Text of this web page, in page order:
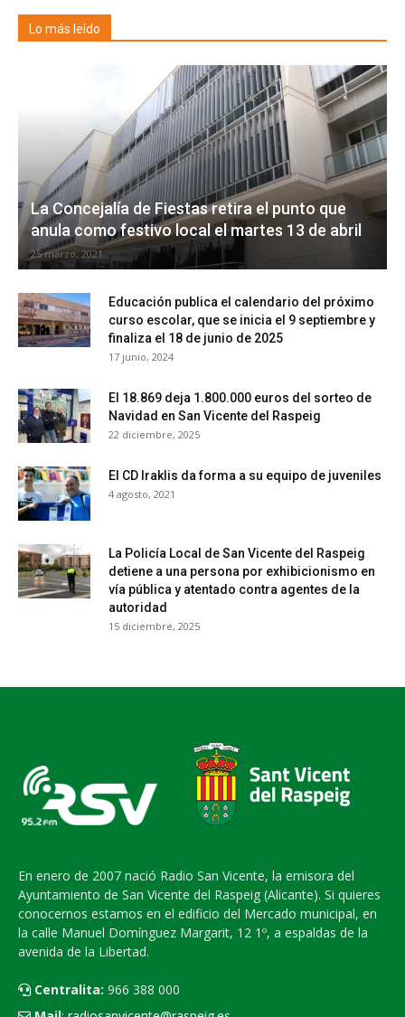
Lo más leído
La Concejalía de Fiestas retira el punto que
anula como festivo local el martes 13 de abril
25 marzo, 2021
Educación publica el calendario del próximo
curso escolar, que se inicia el 9 septiembre y
finaliza el 18 de junio de 2025
17 junio, 2024
El 18.869 deja 1.800.000 euros del sorteo de
Navidad en San Vicente del Raspeig
22 diciembre, 2025
El CD Iraklis da forma a su equipo de juveniles
4 agosto, 2021
La Policía Local de San Vicente del Raspeig
detiene a una persona por exhibicionismo en
vía pública y atentado contra agentes de la
autoridad
15 diciembre, 2025
En enero de 2007 nació Radio San Vicente, la emisora del
Ayuntamiento de San Vicente del Raspeig (Alicante). Si quieres
conocernos estamos en el edificio del Mercado municipal, en
la calle Manuel Domínguez Margarit, 12 1º, a espaldas de la
avenida de la Libertad.
Centralita: 966 388 000